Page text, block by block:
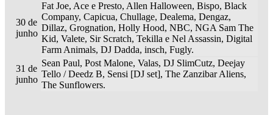
30 de
junho
Fat Joe, Ace e Presto, Allen Halloween, Bispo, Black
Company, Capicua, Chullage, Dealema, Dengaz,
Dillaz, Grognation, Holly Hood, NBC, NGA Sam The
Kid, Valete, Sir Scratch, Tekilla e Nel Assassin, Digital
Farm Animals, DJ Dadda, insch, Fugly.
31 de
junho
Sean Paul, Post Malone, Valas, DJ SlimCutz, Deejay
Tello / Deedz B, Sensi [DJ set], The Zanzibar Aliens,
The Sunflowers.